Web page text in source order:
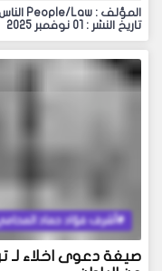
المؤلف : People/Law الناس والقانون
تاريخ النشر : 01 نوفمبر 2025
أشرف فؤاد حماد المحامي
صيغة دعوى اخلاء لـ